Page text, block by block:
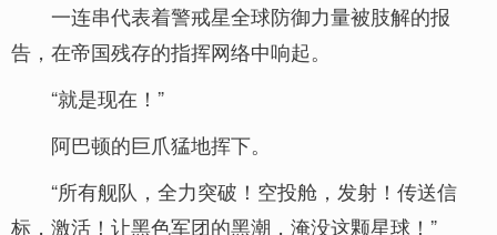
一连串代表着警戒星全球防御力量被肢解的报
告，在帝国残存的指挥网络中响起。
“就是现在！”
阿巴顿的巨爪猛地挥下。
“所有舰队，全力突破！空投舱，发射！传送信
标，激活！让黑色军团的黑潮，淹没这颗星球！”